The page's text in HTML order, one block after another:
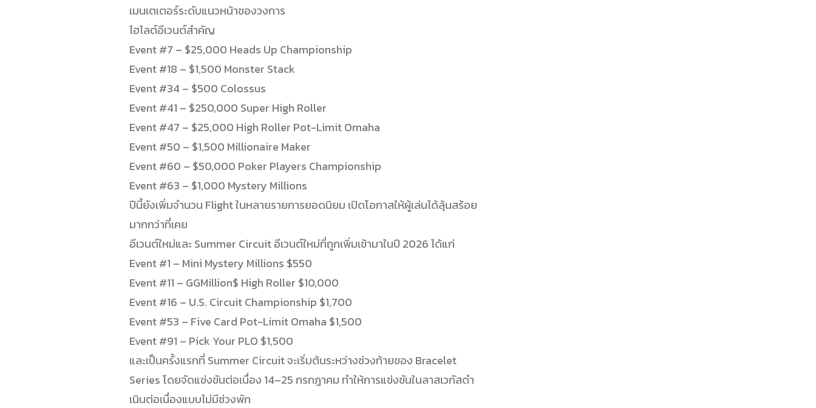
เมนเตเตอร์ระดับแนวหน้าของวงการ
ไฮไลต์อีเวนต์สำคัญ
Event #7 – $25,000 Heads Up Championship
Event #18 – $1,500 Monster Stack
Event #34 – $500 Colossus
Event #41 – $250,000 Super High Roller
Event #47 – $25,000 High Roller Pot-Limit Omaha
Event #50 – $1,500 Millionaire Maker
Event #60 – $50,000 Poker Players Championship
Event #63 – $1,000 Mystery Millions
ปีนี้ยังเพิ่มจำนวน Flight ในหลายรายการยอดนิยม เปิดโอกาสให้ผู้เล่นได้ลุ้นสร้อย
มากกว่าที่เคย
อีเวนต์ใหม่และ Summer Circuit อีเวนต์ใหม่ที่ถูกเพิ่มเข้ามาในปี 2026 ได้แก่
Event #1 – Mini Mystery Millions $550
Event #11 – GGMillion$ High Roller $10,000
Event #16 – U.S. Circuit Championship $1,700
Event #53 – Five Card Pot-Limit Omaha $1,500
Event #91 – Pick Your PLO $1,500
และเป็นครั้งแรกที่ Summer Circuit จะเริ่มต้นระหว่างช่วงท้ายของ Bracelet
Series โดยจัดแข่งขันต่อเนื่อง 14–25 กรกฎาคม ทำให้การแข่งขันในลาสเวกัสดำ
เนินต่อเนื่องแบบไม่มีช่วงพัก